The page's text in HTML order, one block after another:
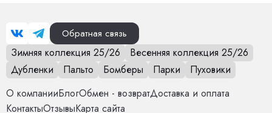
• мех внутри капюшона,
• мех по всей внутренней части парки,
— благодаря чему модель очень тёплая и комфортная.
Весь подклад полностью отстёгивается, что делает уход
невероятно простым. Парку можно стирать в домашних
Обратная связь
Зимняя коллекция 25/26
Весенняя коллекция 25/26
Дубленки
Пальто Бомберы Парки
Пуховики
О компанииБлогОбмен - возвратДоставка и оплата
КонтактыОтзывыКарта сайта